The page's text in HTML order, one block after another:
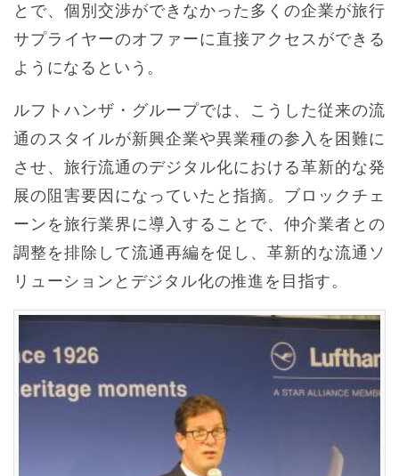
とで、個別交渉ができなかった多くの企業が旅行
サプライヤーのオファーに直接アクセスができる
ようになるという。
ルフトハンザ・グループでは、こうした従来の流
通のスタイルが新興企業や異業種の参入を困難に
させ、旅行流通のデジタル化における革新的な発
展の阻害要因になっていたと指摘。ブロックチェ
ーンを旅行業界に導入することで、仲介業者との
調整を排除して流通再編を促し、革新的な流通ソ
リューションとデジタル化の推進を目指す。